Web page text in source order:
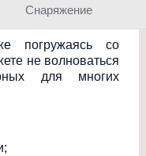
Снаряжение
погружаясь со
не волноваться
для многих